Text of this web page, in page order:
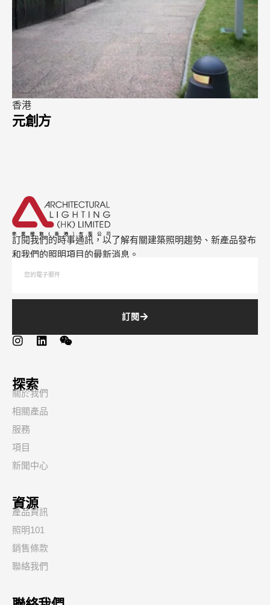
香港
海洋公園
訂閱我們的時事通訊，以了解有關建築照明趨勢、新產品發布
和我們的照明項目的最新消息。
訂閱
探索
關於我們
相關產品
服務
項目
新聞中心
資源
產品資訊
照明101
銷售條款
聯絡我們